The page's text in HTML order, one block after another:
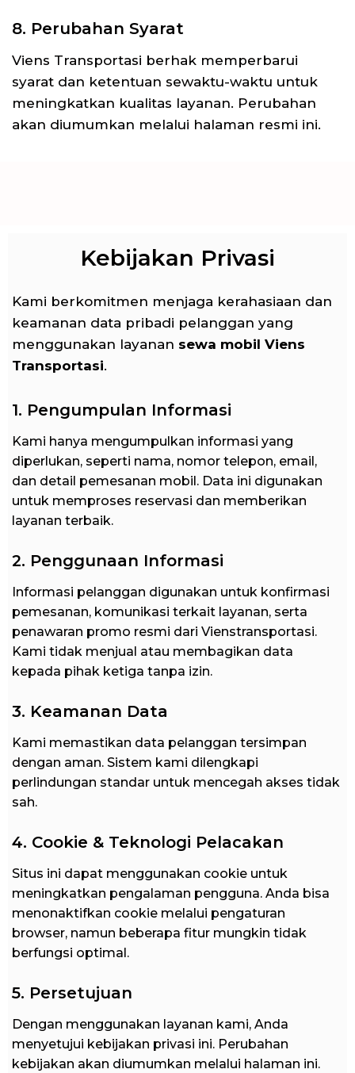
8. Perubahan Syarat
Viens Transportasi berhak memperbarui
syarat dan ketentuan sewaktu-waktu untuk
meningkatkan kualitas layanan. Perubahan
akan diumumkan melalui halaman resmi ini.
Kebijakan Privasi
Kami berkomitmen menjaga kerahasiaan dan
keamanan data pribadi pelanggan yang
menggunakan layanan sewa mobil Viens
Transportasi.
1. Pengumpulan Informasi
Kami hanya mengumpulkan informasi yang
diperlukan, seperti nama, nomor telepon, email,
dan detail pemesanan mobil. Data ini digunakan
untuk memproses reservasi dan memberikan
layanan terbaik.
2. Penggunaan Informasi
Informasi pelanggan digunakan untuk konfirmasi
pemesanan, komunikasi terkait layanan, serta
penawaran promo resmi dari Vienstransportasi.
Kami tidak menjual atau membagikan data
kepada pihak ketiga tanpa izin.
3. Keamanan Data
Kami memastikan data pelanggan tersimpan
dengan aman. Sistem kami dilengkapi
perlindungan standar untuk mencegah akses tidak
sah.
4. Cookie & Teknologi Pelacakan
Situs ini dapat menggunakan cookie untuk
meningkatkan pengalaman pengguna. Anda bisa
menonaktifkan cookie melalui pengaturan
browser, namun beberapa fitur mungkin tidak
berfungsi optimal.
5. Persetujuan
Dengan menggunakan layanan kami, Anda
menyetujui kebijakan privasi ini. Perubahan
kebijakan akan diumumkan melalui halaman ini.